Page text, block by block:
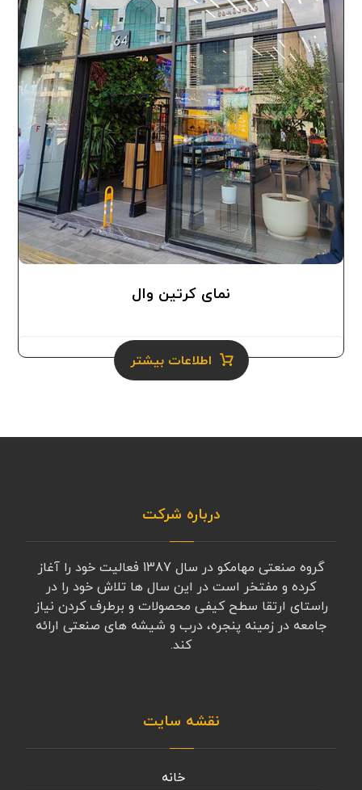
نمای کرتین وال
اطلاعات بیشتر
درباره شرکت
گروه صنعتی مهامکو در سال 1387 فعالیت خود را آغاز
کرده و مفتخر است در این سال ها تلاش خود را در
راستای ارتقا سطح کیفی محصولات و برطرف کردن نیاز
جامعه در زمینه پنجره، درب و شیشه های صنعتی ارائه
کند.
نقشه سایت
خانه